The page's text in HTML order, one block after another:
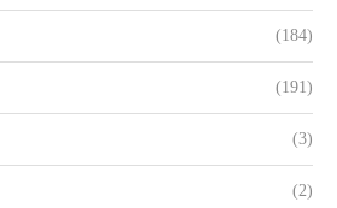
(184)
(191)
(3)
(2)